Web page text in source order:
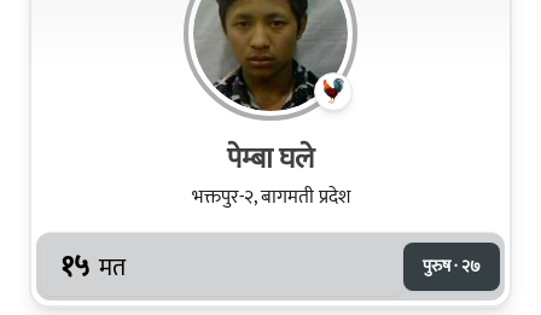
पेम्बा घले
भक्तपुर-२, बागमती प्रदेश
१५ मत पुरुष · २७